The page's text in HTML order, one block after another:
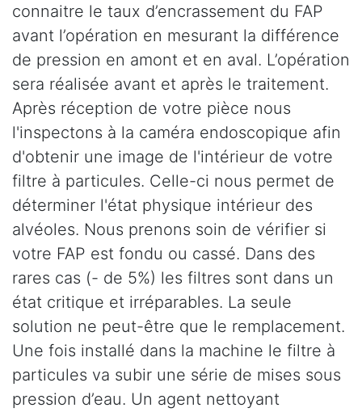
connaitre le taux d’encrassement du FAP
avant l’opération en mesurant la différence
de pression en amont et en aval. L’opération
sera réalisée avant et après le traitement.
Après réception de votre pièce nous
l'inspectons à la caméra endoscopique afin
d'obtenir une image de l'intérieur de votre
filtre à particules. Celle-ci nous permet de
déterminer l'état physique intérieur des
alvéoles. Nous prenons soin de vérifier si
votre FAP est fondu ou cassé. Dans des
rares cas (- de 5%) les filtres sont dans un
état critique et irréparables. La seule
solution ne peut-être que le remplacement.
Une fois installé dans la machine le filtre à
particules va subir une série de mises sous
pression d’eau. Un agent nettoyant